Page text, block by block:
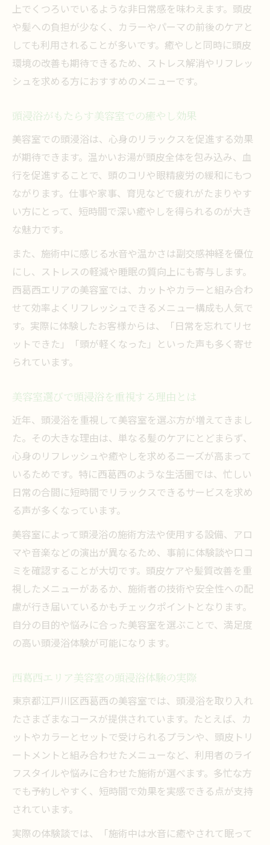
頭浸浴対応美容室の雰囲気と接客の違い
髪と心を癒やす頭浸浴体験のポイント
美容室で頭浸浴を受ける前の準備と流れ
頭浸浴が髪と心に与えるリラックス効果
頭浸浴専門店と美容室の違いを体験比較
美容室頭浸浴当日のマナーと注意点
ヘッドスパとの違いと頭浸浴の効果に注目
美容室の頭浸浴とヘッドスパの違いを解説
頭浸浴が選ばれる理由と美容室での評判
美容室で体験する頭浸浴の効果と口コミ
頭浸浴とヘッドスパのメリットデメリット
美容室での頭浸浴が髪質改善に役立つ理由
頭浸浴メニューで得られる美容室の癒し
口コミで人気の美容室頭浸浴メニュー事例
美容室選びで重視したい頭浸浴メニュー内
容
美容室頭浸浴メニューの安心ポイント解説
上でくつろいでいるような非日常感を味わえます。頭皮
や髪への負担が少なく、カラーやパーマの前後のケアと
しても利用されることが多いです。癒やしと同時に頭皮
環境の改善も期待できるため、ストレス解消やリフレッ
シュを求める方におすすめのメニューです。
頭浸浴がもたらす美容室での癒やし効果
美容室での頭浸浴は、心身のリラックスを促進する効果
が期待できます。温かいお湯が頭皮全体を包み込み、血
行を促進することで、頭のコリや眼精疲労の緩和にもつ
ながります。仕事や家事、育児などで疲れがたまりやす
い方にとって、短時間で深い癒やしを得られるのが大き
な魅力です。
また、施術中に感じる水音や温かさは副交感神経を優位
にし、ストレスの軽減や睡眠の質向上にも寄与します。
西葛西エリアの美容室では、カットやカラーと組み合わ
せて効率よくリフレッシュできるメニュー構成も人気で
す。実際に体験したお客様からは、「日常を忘れてリセ
ットできた」「頭が軽くなった」といった声も多く寄せ
られています。
美容室選びで頭浸浴を重視する理由とは
近年、頭浸浴を重視して美容室を選ぶ方が増えてきまし
た。その大きな理由は、単なる髪のケアにとどまらず、
心身のリフレッシュや癒やしを求めるニーズが高まって
いるためです。特に西葛西のような生活圏では、忙しい
日常の合間に短時間でリラックスできるサービスを求め
る声が多くなっています。
美容室によって頭浸浴の施術方法や使用する設備、アロ
マや音楽などの演出が異なるため、事前に体験談や口コ
ミを確認することが大切です。頭皮ケアや髪質改善を重
視したメニューがあるか、施術者の技術や安全性への配
慮が行き届いているかもチェックポイントとなります。
自分の目的や悩みに合った美容室を選ぶことで、満足度
の高い頭浸浴体験が可能になります。
西葛西エリア美容室の頭浸浴体験の実際
東京都江戸川区西葛西の美容室では、頭浸浴を取り入れ
たさまざまなコースが提供されています。たとえば、カ
ットやカラーとセットで受けられるプランや、頭皮トリ
ートメントと組み合わせたメニューなど、利用者のライ
フスタイルや悩みに合わせた施術が選べます。多忙な方
でも予約しやすく、短時間で効果を実感できる点が支持
されています。
実際の体験談では、「施術中は水音に癒やされて眠って